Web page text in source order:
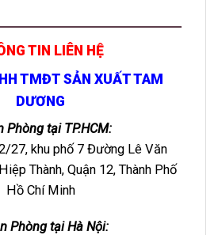
TIN LIÊN HỆ
TMĐT SẢN XUẤT TAM
DƯƠNG
Phòng tại TP.HCM:
27, khu phố 7 Đường Lê Văn
Thành, Quận 12, Thành Phố
Hồ Chí Minh
Phòng tại Hà Nội: